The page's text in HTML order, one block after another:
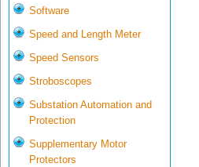
Software
Speed and Length Meter
Speed Sensors
Stroboscopes
Substation Automation and
Protection
Supplementary Motor
Protectors